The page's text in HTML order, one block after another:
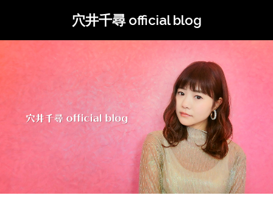
テ
穴井千尋 official blog